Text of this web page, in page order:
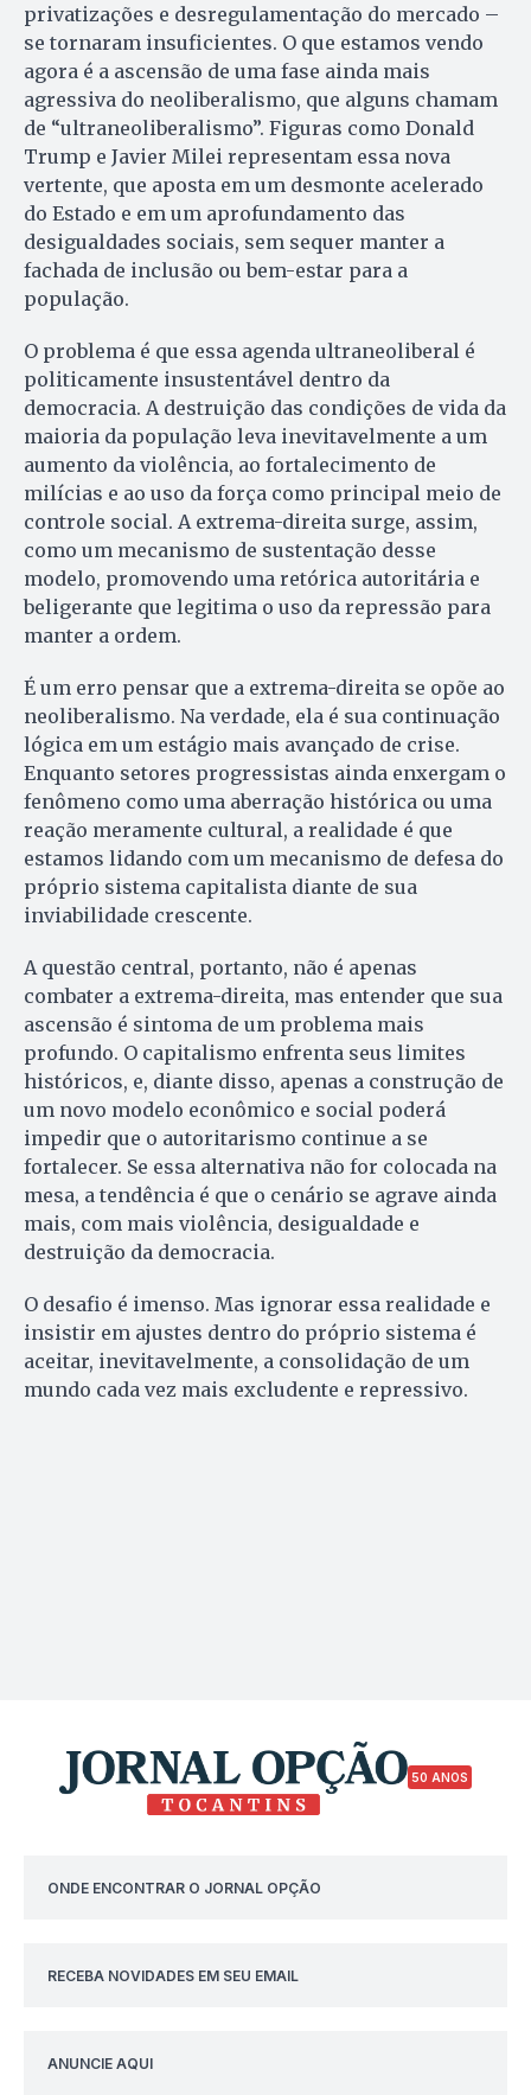
privatizações e desregulamentação do mercado –
se tornaram insuficientes. O que estamos vendo
agora é a ascensão de uma fase ainda mais
agressiva do neoliberalismo, que alguns chamam
de “ultraneoliberalismo”. Figuras como Donald
Trump e Javier Milei representam essa nova
vertente, que aposta em um desmonte acelerado
do Estado e em um aprofundamento das
desigualdades sociais, sem sequer manter a
fachada de inclusão ou bem-estar para a
população.
O problema é que essa agenda ultraneoliberal é
politicamente insustentável dentro da
democracia. A destruição das condições de vida da
maioria da população leva inevitavelmente a um
aumento da violência, ao fortalecimento de
milícias e ao uso da força como principal meio de
controle social. A extrema-direita surge, assim,
como um mecanismo de sustentação desse
modelo, promovendo uma retórica autoritária e
beligerante que legitima o uso da repressão para
manter a ordem.
É um erro pensar que a extrema-direita se opõe ao
neoliberalismo. Na verdade, ela é sua continuação
lógica em um estágio mais avançado de crise.
Enquanto setores progressistas ainda enxergam o
fenômeno como uma aberração histórica ou uma
reação meramente cultural, a realidade é que
estamos lidando com um mecanismo de defesa do
próprio sistema capitalista diante de sua
inviabilidade crescente.
A questão central, portanto, não é apenas
combater a extrema-direita, mas entender que sua
ascensão é sintoma de um problema mais
profundo. O capitalismo enfrenta seus limites
históricos, e, diante disso, apenas a construção de
um novo modelo econômico e social poderá
impedir que o autoritarismo continue a se
fortalecer. Se essa alternativa não for colocada na
mesa, a tendência é que o cenário se agrave ainda
mais, com mais violência, desigualdade e
destruição da democracia.
O desafio é imenso. Mas ignorar essa realidade e
insistir em ajustes dentro do próprio sistema é
aceitar, inevitavelmente, a consolidação de um
mundo cada vez mais excludente e repressivo.
50 ANOS
ONDE ENCONTRAR O JORNAL OPÇÃO
RECEBA NOVIDADES EM SEU EMAIL
ANUNCIE AQUI